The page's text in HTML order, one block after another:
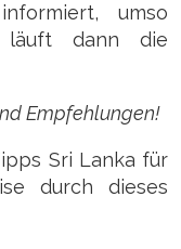
umso
läuft dann die
Empfehlungen!
Sri Lanka für
durch dieses